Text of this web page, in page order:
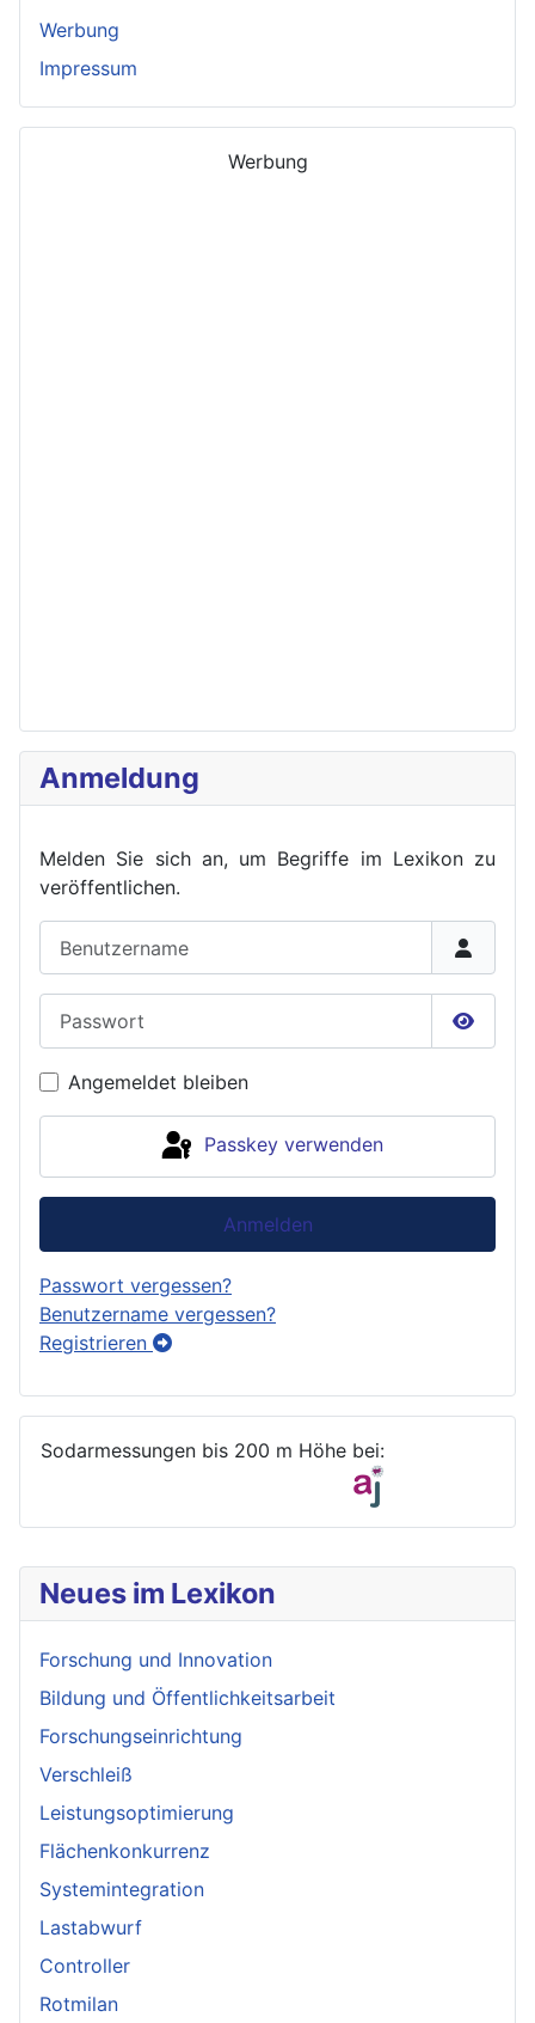
Neues im Lexikon
Forschung und Innovation
Bildung und Öffentlichkeitsarbeit
Forschungseinrichtung
Verschleiß
Leistungsoptimierung
Flächenkonkurrenz
Systemintegration
Lastabwurf
Controller
Rotmilan
Werbung
Impressum
Werbung
Anmeldung
Melden Sie sich an, um Begriffe im Lexikon zu
veröffentlichen.
Angemeldet bleiben
Passkey verwenden
Anmelden
Passwort vergessen?
Benutzername vergessen?
Registrieren
Sodarmessungen bis 200 m Höhe bei: